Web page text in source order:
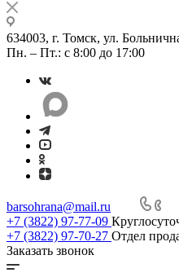
634003, г. Томск, ул.
Пн. – Пт.: с 8:00 до 17:00
barsohrana@mail.ru
+7 (3822) 97-77-09
+7 (3822) 97-70-27 Отдел
Заказать звонок